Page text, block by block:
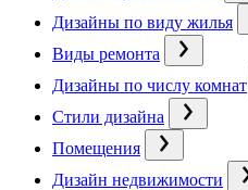
Дизайны по виду жилья
Виды ремонта
Дизайны по числу комнат
Стили дизайна
Помещения
Дизайн недвижимости